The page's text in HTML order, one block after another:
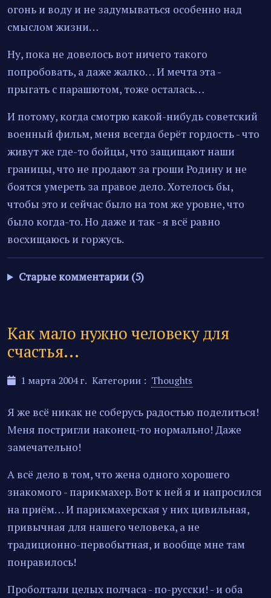
огонь и воду и не задумываться особенно над
смыслом жизни…
Ну, пока не довелось вот ничего такого
попробовать, а даже жалко… И мечта эта -
прыгать с парашютом, тоже осталась…
И потому, когда смотрю какой-нибудь советский
военный фильм, меня всегда берёт гордость - что
живут же где-то бойцы, что защищают наши
границы, что не продают за гроши Родину и не
боятся умереть за правое дело. Хотелось бы,
чтобы это и сейчас было на том же уровне, что
было когда-то. Но даже и так - я всё равно
восхищаюсь и горжусь.
Старые комментарии (5)
Как мало нужно человеку для
счастья...
1 марта 2004 г. Категории : Thoughts
Я же всё никак не соберусь радостью поделиться!
Меня постригли наконец-то нормально! Даже
замечательно!
А всё дело в том, что жена одного хорошего
знакомого - парикмахер. Вот к ней я и напросился
на приём… И парикмахерская у них цивильная,
привычная для нашего человека, а не
традиционно-первобытная, и вообще мне там
понравилось!
Проболтали целых полчаса - по-русски! - и оба